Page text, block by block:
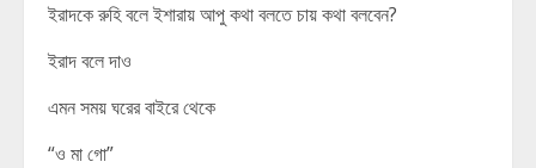
ইরাদকে রুহি বলে ইশারায় আপু কথা বলতে চায় কথা বলবেন?
ইরাদ বলে দাও
এমন সময় ঘরের বাইরে থেকে
“ও মা গো”